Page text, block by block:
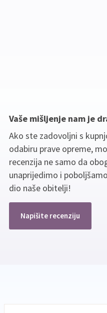
Vaše mišljenje nam je
Ako ste zadovoljni s
odabiru prave opreme,
recenzija ne samo da
unaprijedimo i
dio naše obitelji!
Napišite recenziju